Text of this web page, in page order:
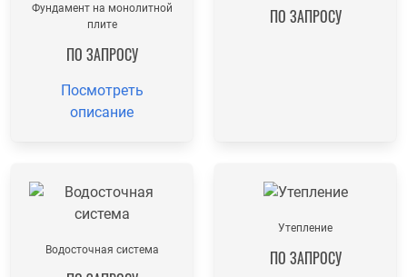
Фундамент на монолитной
плите
ПО ЗАПРОСУ
Посмотреть
описание
ПО ЗАПРОСУ
Водосточная система
Утепление
ПО ЗАПРОСУ